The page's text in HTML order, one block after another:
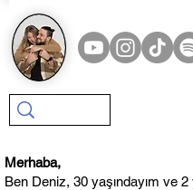
Merhaba,
Ben Deniz, 30 yaşındayım ve